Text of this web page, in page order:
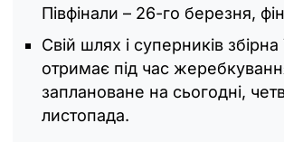
Півфінали – 26-го березня,
Свій шлях і суперників збірна
отримає під час
заплановане на сьогодні,
листопада.